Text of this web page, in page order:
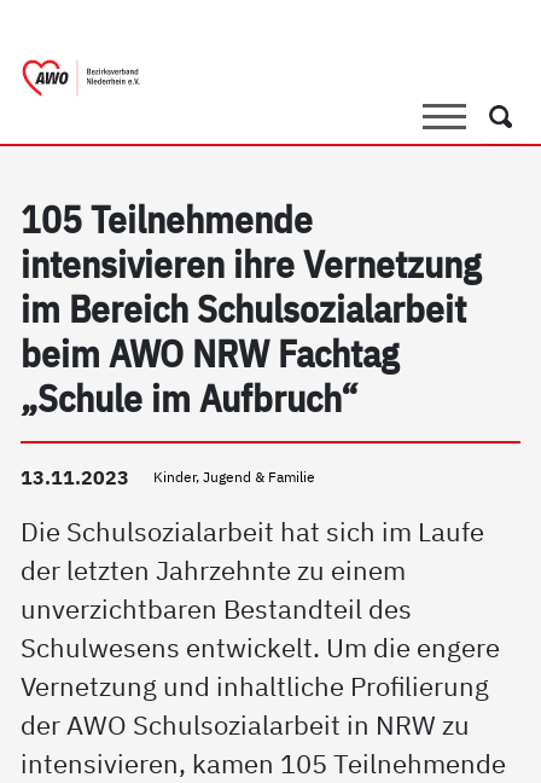
SucheSuche
105 Teilnehmende
intensivieren ihre Vernetzung
im Bereich Schulsozialarbeit
beim AWO NRW Fachtag
„Schule im Aufbruch“
13.11.2023 Kinder, Jugend & Familie
Die Schulsozialarbeit hat sich im Laufe
der letzten Jahrzehnte zu einem
unverzichtbaren Bestandteil des
Schulwesens entwickelt. Um die engere
Vernetzung und inhaltliche Profilierung
der AWO Schulsozialarbeit in NRW zu
intensivieren, kamen 105 Teilnehmende